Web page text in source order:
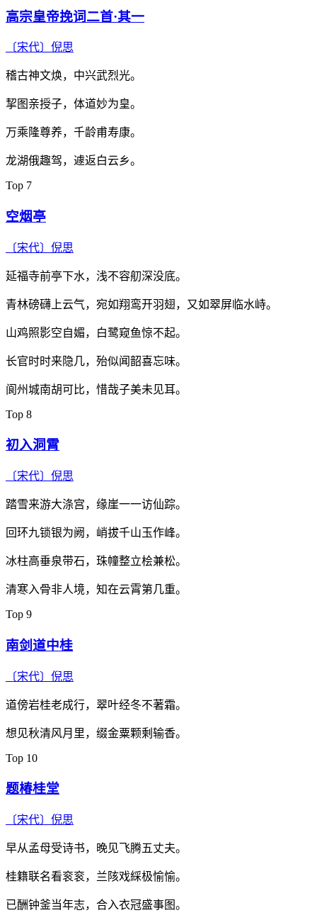
高宗皇帝挽词二首·其一
〔宋代〕 倪思
稽古神文焕，中兴武烈光。
挈图亲授子，体道妙为皇。
万乘隆尊养，千龄甫寿康。
龙湖俄趣驾，遽返白云乡。
Top 7
空烟亭
〔宋代〕 倪思
延福寺前亭下水，浅不容舠深没底。
青林磅礴上云气，宛如翔鸾开羽翅，又如翠屏临水峙。
山鸡照影空自媚，白鹭窥鱼惊不起。
长官时时来隐几，殆似闻韶喜忘味。
阆州城南胡可比，惜哉子美未见耳。
Top 8
初入洞霄
〔宋代〕 倪思
踏雪来游大涤宫，缘崖一一访仙踪。
回环九锁银为阙，峭拔千山玉作峰。
冰柱高垂泉带石，珠幢整立桧兼松。
清寒入骨非人境，知在云霄第几重。
Top 9
南剑道中桂
〔宋代〕 倪思
道傍岩桂老成行，翠叶经冬不著霜。
想见秋清风月里，缀金粟颗剩输香。
Top 10
题椿桂堂
〔宋代〕 倪思
早从孟母受诗书，晚见飞腾五丈夫。
桂籍联名看衮衮，兰陔戏綵极愉愉。
已酬钟釜当年志，合入衣冠盛事图。